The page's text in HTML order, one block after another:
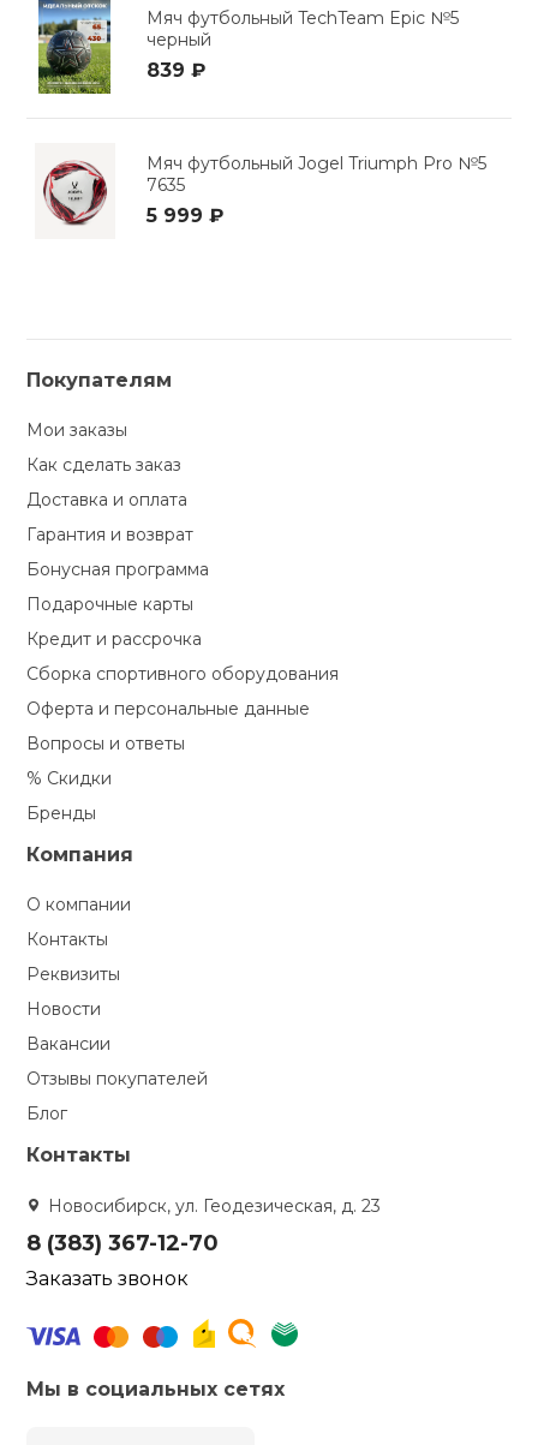
Мяч футбольный TechTeam Epic №5
черный
839 ₽
Мяч футбольный Jogel Triumph Pro №5
7635
5 999 ₽
Покупателям
Мои заказы
Как сделать заказ
Доставка и оплата
Гарантия и возврат
Бонусная программа
Подарочные карты
Кредит и рассрочка
Сборка спортивного оборудования
Оферта и персональные данные
Вопросы и ответы
% Скидки
Бренды
Компания
О компании
Контакты
Реквизиты
Новости
Вакансии
Отзывы покупателей
Блог
Контакты
Новосибирск, ул. Геодезическая, д. 23
8 (383) 367-12-70
Заказать звонок
Мы в социальных сетях